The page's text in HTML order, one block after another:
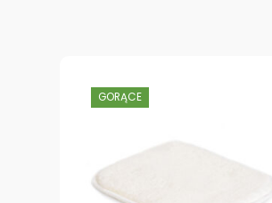
GORĄCE